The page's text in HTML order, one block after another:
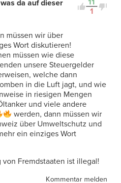
11
1
da auf dieser
müssen wir über
Wort diskutieren!
müssen wie diese
unsere Steuergelder
welche dann
in die Luft jagt, und wie
in riesigen Mengen
und viele andere
werden, dann müssen wir
über Umweltschutz und
ein einziges Wort
Fremdstaaten ist illegal!
Kommentar melden